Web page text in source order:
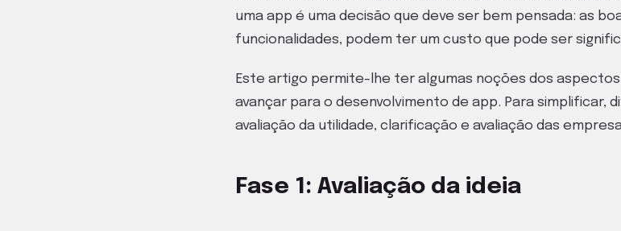
uma app é uma decisão que deve ser bem pensada: as
funcionalidades, podem ter um custo que pode ser
Este artigo permite-lhe ter algumas noções dos
avançar para o desenvolvimento de app. Para simplificar,
avaliação da utilidade, clarificação e avaliação das
Fase 1: Avaliação da ideia